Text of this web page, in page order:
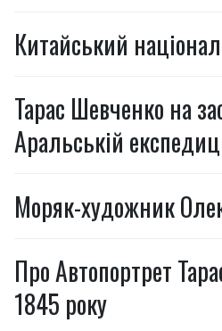
Китайський
Тарас Шевченко на
Аральській
Моряк-художник
Про Автопортрет
1845 року